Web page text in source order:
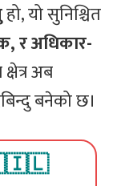
हो, यो सुनिश्चित
र अधिकार-
अब
बनेको छ।